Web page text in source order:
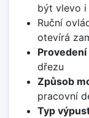
být vlevo i
Ruční
otevírá
dřezu
Způsob
pracovní
Typ